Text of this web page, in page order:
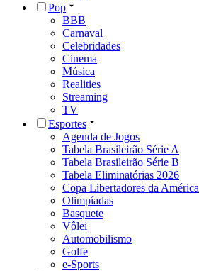
Pop
BBB
Carnaval
Celebridades
Cinema
Música
Realities
Streaming
TV
Esportes
Agenda de Jogos
Tabela Brasileirão Série A
Tabela Brasileirão Série B
Tabela Eliminatórias 2026
Copa Libertadores da América
Olimpíadas
Basquete
Vôlei
Automobilismo
Golfe
e-Sports